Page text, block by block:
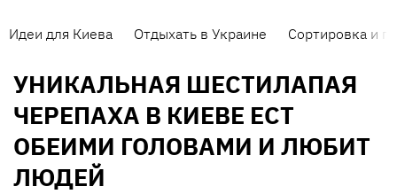
Идеи для Киева Отдыхать в Украине Сортировка и
УНИКАЛЬНАЯ ШЕСТИЛАПАЯ
ЧЕРЕПАХА В КИЕВЕ ЕСТ
ОБЕИМИ ГОЛОВАМИ И ЛЮБИТ
ЛЮДЕЙ